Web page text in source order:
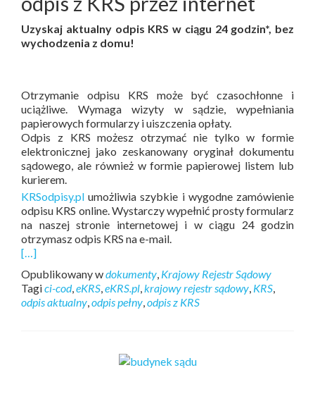
Uzyskaj aktualny odpis KRS w ciągu 24 godzin*, bez
wychodzenia z domu!
Otrzymanie odpisu KRS może być czasochłonne i
uciążliwe. Wymaga wizyty w sądzie, wypełniania
papierowych formularzy i uiszczenia opłaty.
Odpis z KRS możesz otrzymać nie tylko w formie
elektronicznej jako zeskanowany oryginał dokumentu
sądowego, ale również w formie papierowej listem lub
kurierem.
KRSodpisy.pl umożliwia szybkie i wygodne zamówienie
odpisu KRS online. Wystarczy wypełnić prosty formularz
na naszej stronie internetowej i w ciągu 24 godzin
otrzymasz odpis KRS na e-mail.
[…]
Opublikowany wdokumenty, Krajowy Rejestr Sądowy
Tagici-cod,eKRS,eKRS.pl,krajowy rejestr sądowy, KRS,
odpis aktualny,odpis pełny,odpis z KRS